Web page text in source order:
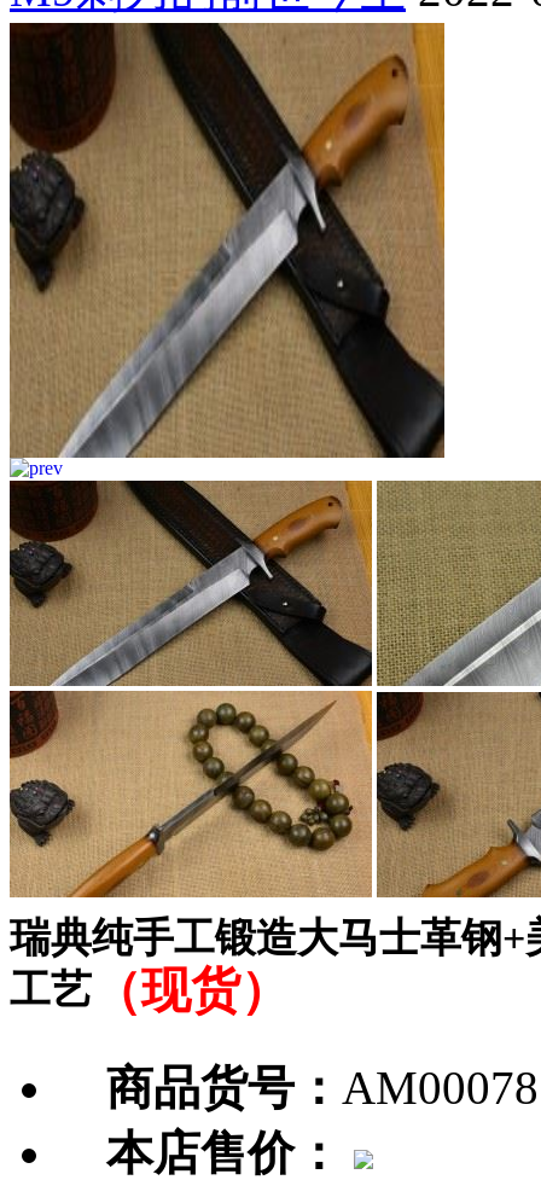
瑞典纯手工锻造大马士革钢
工艺
（现货）
商品货号：
本店售价：